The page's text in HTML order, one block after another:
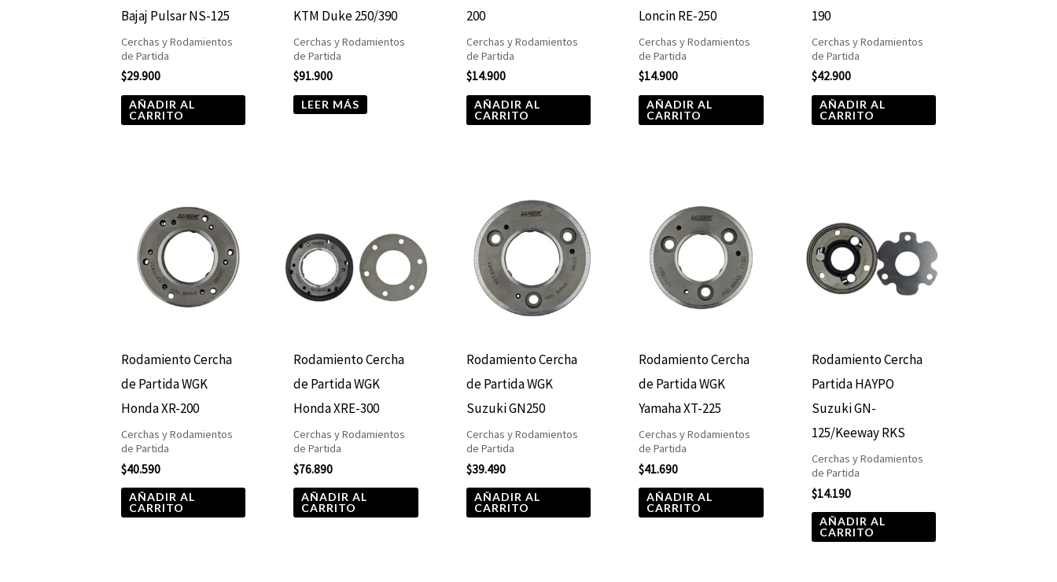
Bajaj Pulsar NS-125
Cerchas y Rodamientos
de Partida
$29.900
AÑADIR AL
CARRITO
KTM Duke 250/390
Cerchas y Rodamientos
de Partida
$91.900
LEER MÁS
200
Cerchas y Rodamientos
de Partida
$14.900
AÑADIR AL
CARRITO
Loncin RE-250
Cerchas y Rodamientos
de Partida
$14.900
AÑADIR AL
CARRITO
190
Cerchas y Rodamientos
de Partida
$42.900
AÑADIR AL
CARRITO
Rodamiento Cercha
de Partida WGK
Honda XR-200
Cerchas y Rodamientos
de Partida
$40.590
AÑADIR AL
CARRITO
Rodamiento Cercha
de Partida WGK
Honda XRE-300
Cerchas y Rodamientos
de Partida
$76.890
AÑADIR AL
CARRITO
Rodamiento Cercha
de Partida WGK
Suzuki GN250
Cerchas y Rodamientos
de Partida
$39.490
AÑADIR AL
CARRITO
Rodamiento Cercha
de Partida WGK
Yamaha XT-225
Cerchas y Rodamientos
de Partida
$41.690
AÑADIR AL
CARRITO
Rodamiento Cercha
Partida HAYPO
Suzuki GN-
125/Keeway RKS
Cerchas y Rodamientos
de Partida
$14.190
AÑADIR AL
CARRITO